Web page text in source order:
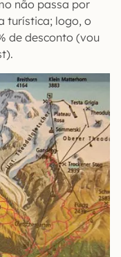
não passa por
turística; logo, o
de desconto (vou